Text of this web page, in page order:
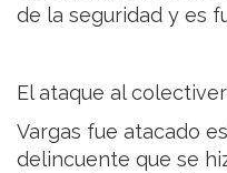
de la seguridad y es
El ataque al
Vargas fue atacado
delincuente que se